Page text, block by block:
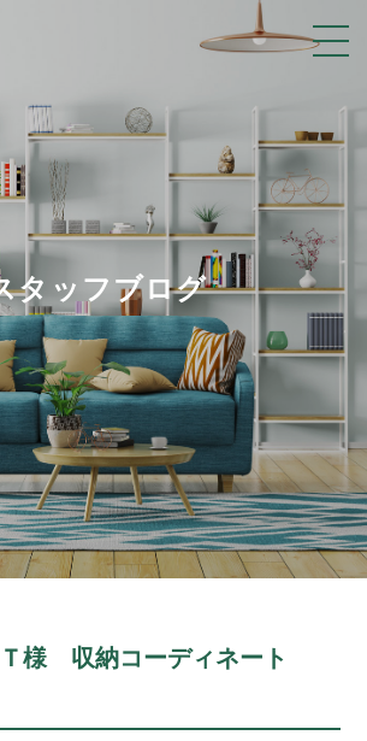
タッフブログ
様 収納コーディネート